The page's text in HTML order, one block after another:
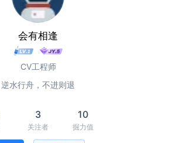
会有相逢
CV工程师
逆水行舟，不进则退
3
关注者
10
掘力值